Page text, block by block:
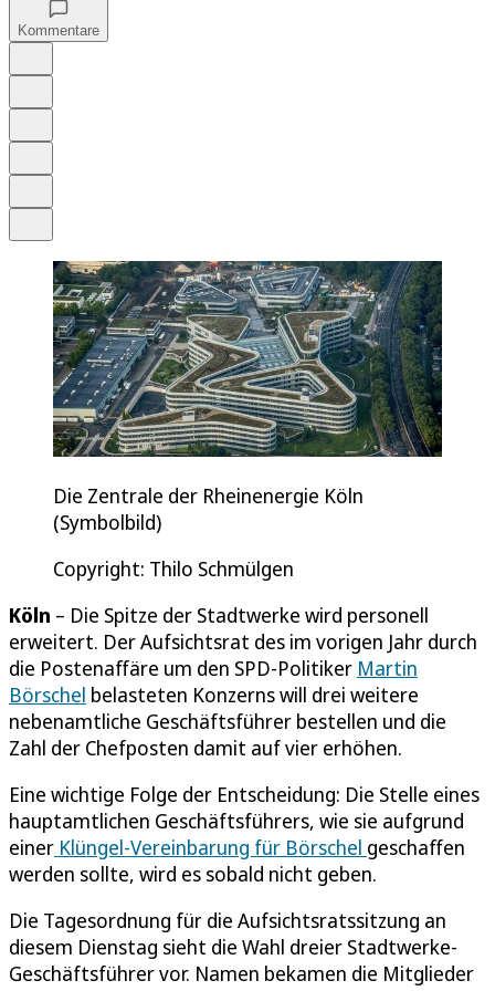
Kommentare
Die Zentrale der Rheinenergie Köln
(Symbolbild)
Copyright: Thilo Schmülgen
Köln – Die Spitze der Stadtwerke wird personell
erweitert. Der Aufsichtsrat des im vorigen Jahr durch
die Postenaffäre um den SPD-Politiker Martin
Börschel belasteten Konzerns will drei weitere
nebenamtliche Geschäftsführer bestellen und die
Zahl der Chefposten damit auf vier erhöhen.
Eine wichtige Folge der Entscheidung: Die Stelle eines
hauptamtlichen Geschäftsführers, wie sie aufgrund
einer Klüngel-Vereinbarung für Börschel geschaffen
werden sollte, wird es sobald nicht geben.
Die Tagesordnung für die Aufsichtsratssitzung an
diesem Dienstag sieht die Wahl dreier Stadtwerke-
Geschäftsführer vor. Namen bekamen die Mitglieder